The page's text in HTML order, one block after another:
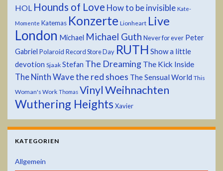
HOL Hounds of Love How to be invisible Kate-
Momente Katemas Konzerte Lionheart Live
London Michael Michael Guth Never for ever Peter
Gabriel Polaroid Record Store Day RUTH Show a little
devotion Sjaak Stefan The Dreaming The Kick Inside
The Ninth Wavethe red shoes The Sensual World This
Woman's Work Thomas VinylWeihnachten
Wuthering Heights Xavier
KATEGORIEN
Allgemein